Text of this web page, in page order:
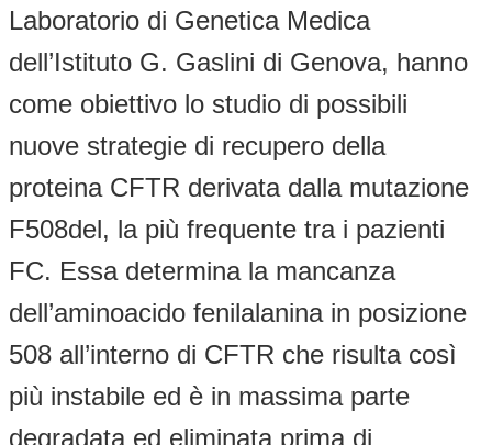
Laboratorio di Genetica Medica
dell’Istituto G. Gaslini di Genova, hanno
come obiettivo lo studio di possibili
nuove strategie di recupero della
proteina CFTR derivata dalla mutazione
F508del, la più frequente tra i pazienti
FC. Essa determina la mancanza
dell’aminoacido fenilalanina in posizione
508 all’interno di CFTR che risulta così
più instabile ed è in massima parte
degradata ed eliminata prima di